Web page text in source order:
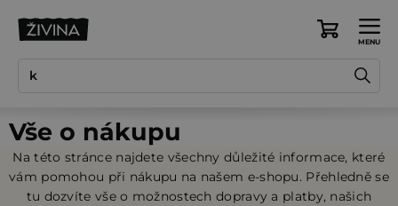
Nákupní
Vše o nákupu
Na této stránce najdete všechny důležité informace, které
vám pomohou při nákupu na našem e-shopu. Přehledně se
tu dozvíte vše o možnostech dopravy a platby, našich